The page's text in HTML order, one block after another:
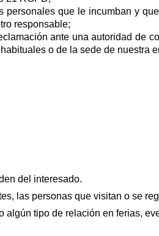
que le incumban y
responsable;
ante una autoridad de
o de la sede de nuestra
del interesado.
las personas que visitan o se
tipo de relación en ferias,